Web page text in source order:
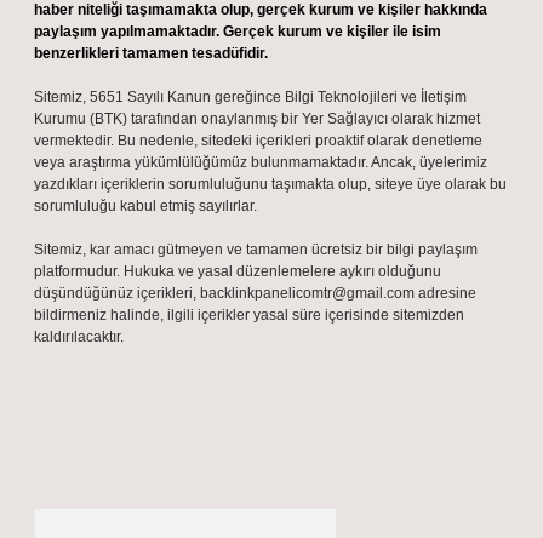
haber niteliği taşımamakta olup, gerçek kurum ve kişiler hakkında
paylaşım yapılmamaktadır. Gerçek kurum ve kişiler ile isim
benzerlikleri tamamen tesadüfidir.
Sitemiz, 5651 Sayılı Kanun gereğince Bilgi Teknolojileri ve İletişim
Kurumu (BTK) tarafından onaylanmış bir Yer Sağlayıcı olarak hizmet
vermektedir. Bu nedenle, sitedeki içerikleri proaktif olarak denetleme
veya araştırma yükümlülüğümüz bulunmamaktadır. Ancak, üyelerimiz
yazdıkları içeriklerin sorumluluğunu taşımakta olup, siteye üye olarak bu
sorumluluğu kabul etmiş sayılırlar.
Sitemiz, kar amacı gütmeyen ve tamamen ücretsiz bir bilgi paylaşım
platformudur. Hukuka ve yasal düzenlemelere aykırı olduğunu
düşündüğünüz içerikleri, backlinkpanelicomtr@gmail.com adresine
bildirmeniz halinde, ilgili içerikler yasal süre içerisinde sitemizden
kaldırılacaktır.